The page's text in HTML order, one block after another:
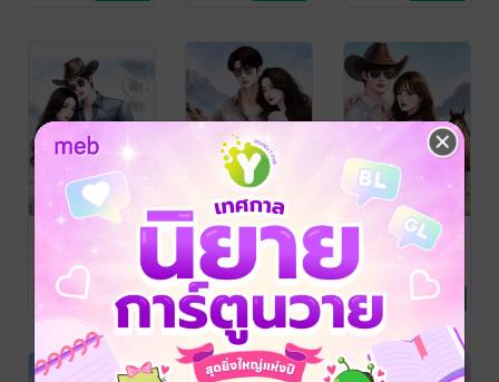
ดอกรักเกิดกลาง
ไร่ (ไร่รักสิงหภัก
ยี่สิบหกมีนา
ขวัญเดือนสาม
นิยายรัก
1 Rating
ดวงใจในสาย
หมอก (ไร่รัก
สิงหภักคีรี)
ยี่สิบหกมีนา
ขวัญเดือนสาม
นิยายรัก
2 Rating
ในม่านหฤทัย
(ไร่รักสิงหภัก
คีรี)
ยี่สิบหกมีนา/ ของ
ขวัญเดือนสาม
นิยายรัก
1 Rating